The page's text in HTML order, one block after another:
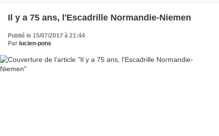
Il y a 75 ans, l'Escadrille Normandie-Niemen
Publié le 15/07/2017 à 21:44
Par lucien-pons